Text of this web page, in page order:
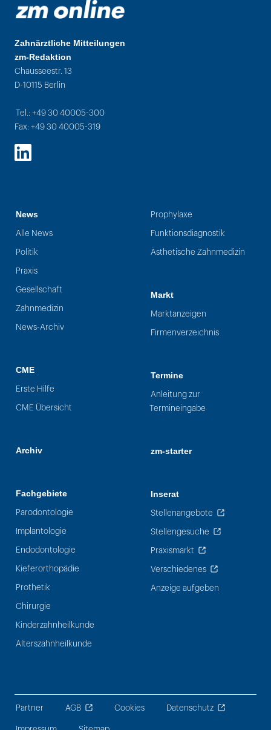
Zahnärztliche Mitteilungen
zm-Redaktion
Chausseestr. 13
D-10115 Berlin
Tel.: +49 30 40005-300
Fax: +49 30 40005-319
LinkedIn
News
Alle News
Politik
Praxis
Gesellschaft
Zahnmedizin
News-Archiv
CME
Erste Hilfe
CME Übersicht
Archiv
Fachgebiete
Parodontologie
Implantologie
Endodontologie
Kieferorthopädie
Prothetik
Chirurgie
Kinderzahnheilkunde
Alterszahnheilkunde
Prophylaxe
Funktionsdiagnostik
Ästhetische Zahnmedizin
Markt
Marktanzeigen
Firmenverzeichnis
Termine
Anleitung zur
Termineingabe
zm-starter
Inserat
Stellenangebote
Stellengesuche
Praxismarkt
Verschiedenes
Anzeige aufgeben
Partner AGB Cookies Datenschutz